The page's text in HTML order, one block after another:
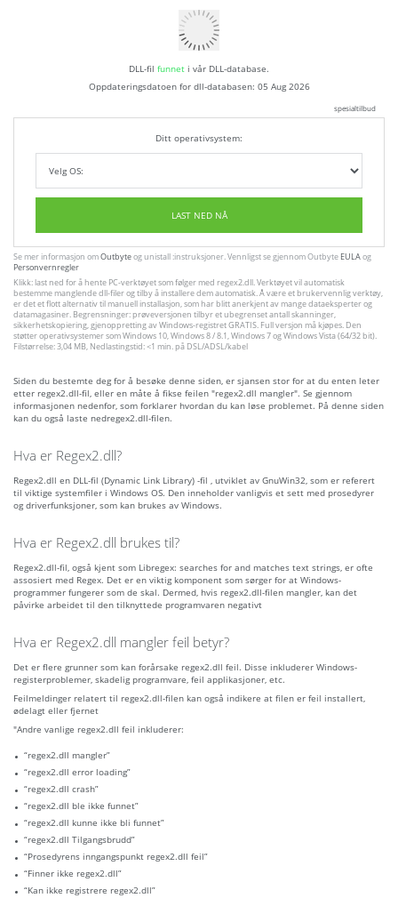
DLL-fil funnet i vår DLL-database.
Oppdateringsdatoen for dll-databasen: 05 Aug 2026
spesialtilbud
Ditt operativsystem:
LAST NED NÅ
Se mer informasjon omOutbyteog unistall :instruksjoner. Vennligst se gjennom Outbyte EULAog
Personvernregler
Klikk: last ned for å hente PC-verktøyet som følger med regex2.dll. Verktøyet vil automatisk
bestemme manglende dll-filer og tilby å installere dem automatisk. Å være et brukervennlig verktøy,
er det et flott alternativ til manuell installasjon, som har blitt anerkjent av mange dataeksperter og
datamagasiner. Begrensninger: prøveversjonen tilbyr et ubegrenset antall skanninger,
sikkerhetskopiering, gjenoppretting av Windows-registret GRATIS. Full versjon må kjøpes. Den
støtter operativsystemer som Windows 10, Windows 8 / 8.1, Windows 7 og Windows Vista (64/32 bit).
Filstørrelse: 3,04 MB, Nedlastingstid: <1 min. på DSL/ADSL/kabel
Siden du bestemte deg for å besøke denne siden, er sjansen stor for at du enten leter
etter regex2.dll-fil, eller en måte å fikse feilen "regex2.dll mangler". Se gjennom
informasjonen nedenfor, som forklarer hvordan du kan løse problemet. På denne siden
kan du også laste nedregex2.dll-filen.
Hva er Regex2.dll?
Regex2.dll en DLL-fil (Dynamic Link Library) -fil , utviklet av GnuWin32, som er referert
til viktige systemfiler i Windows OS. Den inneholder vanligvis et sett med prosedyrer
og driverfunksjoner, som kan brukes av Windows.
Hva er Regex2.dll brukes til?
Regex2.dll-fil, også kjent som Libregex: searches for and matches text strings, er ofte
assosiert med Regex. Det er en viktig komponent som sørger for at Windows-
programmer fungerer som de skal. Dermed, hvis regex2.dll-filen mangler, kan det
påvirke arbeidet til den tilknyttede programvaren negativt
Hva er Regex2.dll mangler feil betyr?
Det er flere grunner som kan forårsake regex2.dll feil. Disse inkluderer Windows-
registerproblemer, skadelig programvare, feil applikasjoner, etc.
Feilmeldinger relatert til regex2.dll-filen kan også indikere at filen er feil installert,
ødelagt eller fjernet
"Andre vanlige regex2.dll feil inkluderer:
“regex2.dll mangler”
“regex2.dll error loading”
“regex2.dll crash”
“regex2.dll ble ikke funnet”
“regex2.dll kunne ikke bli funnet”
“regex2.dll Tilgangsbrudd”
“Prosedyrens inngangspunkt regex2.dll feil”
“Finner ikke regex2.dll”
“Kan ikke registrere regex2.dll”